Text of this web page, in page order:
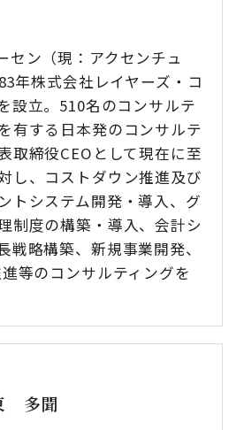
セン（現：アクセンチュ
年株式会社レイヤーズ・コ
設立。510名のコンサルテ
有する日本発のコンサルテ
取締役CEOとして現在に至
し、コストダウン推進及び
トシステム開発・導入、グ
制度の構築・導入、会計シ
戦略構築、新規事業開発、
等のコンサルティングを
多聞